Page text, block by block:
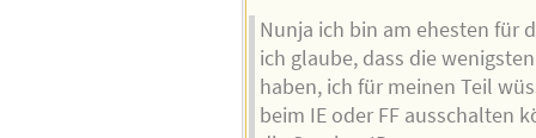
Nunja ich bin am ehesten für
ich glaube, dass die
haben, ich für meinen Teil
beim IE oder FF ausschalten